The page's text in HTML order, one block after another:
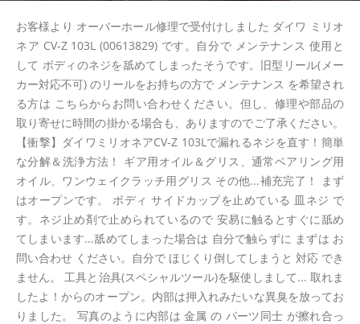
お客様より オーバーホール修理で受付けしました ダイワ ミリオ
ネア CV-Z 103L (00613829) です。自分で メンテナンス 使用と
して ボディのネジを舐めてしまったそうです。旧型リール(メー
カー対応不可) のリールをお持ちの方で メンテナンス を希望され
る方は こちらからお問い合わせください。但し、修理や部品の
取り寄せに時間の掛かる場合も、ありますのでご了承ください。
【衝撃】ダイワミリオネアCV-Z 103Lで漏れるネジを直す！簡単
な分解＆洗浄方法！ ギア用オイル＆グリス、通常ベアリング用
オイル、ワンウェイクラッチ用グリス その他...補充完了！ まず
はオープンです。 ボディ サイドカップを止めている 皿ネジ で
す。ネジ止め剤で止められているので 安易に触るとすぐに舐め
てしまいます...舐めてしまった場合は 自分で触らずに まずは お
問い合わせ ください。自分で ほじくり倒してしまうと 対応 でき
ません。 工具と治具(スペシャルツール)を駆使しまして... 取れま
したよ！からのオープン。内部は押入れみたいな異臭を放ってお
りました。 写真のように内部は 金属 の パーツ同士 が擦れ合っ